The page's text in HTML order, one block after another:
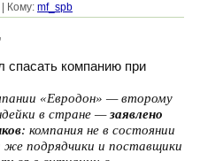
| Кому: mf_spb
спасать компанию при
«Евродон» — второму
в стране —заявлено
: компания не в состоянии
подрядчики и поставщики